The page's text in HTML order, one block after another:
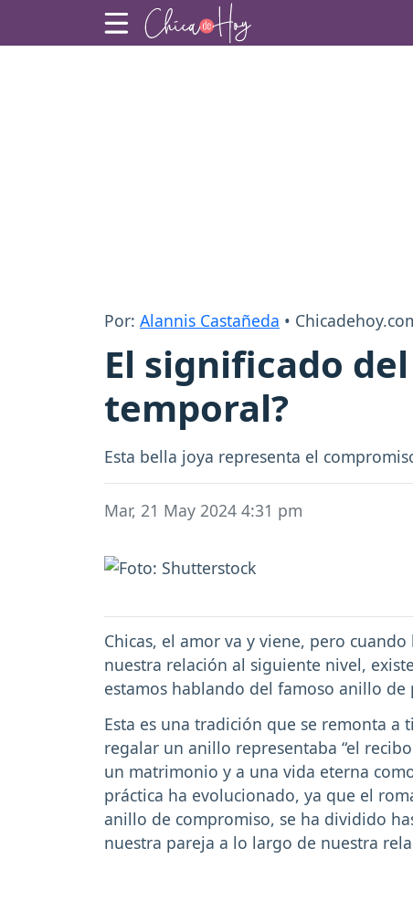
Por: Alannis Castañeda •
El significado
temporal?
Esta bella joya representa el
Mar, 21 May 2024 4:31 pm
Chicas, el amor va y viene, pero
nuestra relación al siguiente nivel,
estamos hablando del famoso anillo de
Esta es una tradición que se remonta
regalar un anillo representaba “el
un matrimonio y a una vida eterna
práctica ha evolucionado, ya que el
anillo de compromiso, se ha dividido
nuestra pareja a lo largo de nuestra